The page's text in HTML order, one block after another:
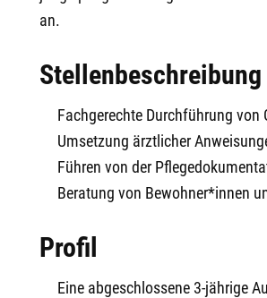
an.
Stellenbeschreibung
Fachgerechte Durchführung
Umsetzung ärztlicher
Führen von der
Beratung von Bewohner*innen
Profil
Eine abgeschlossene 3-jährige